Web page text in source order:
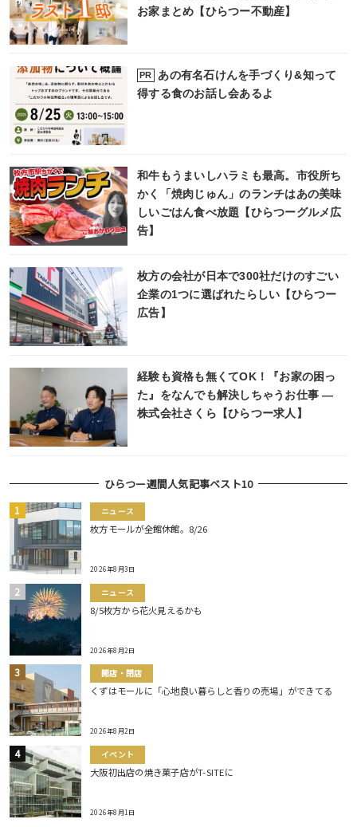
お家まとめ【ひらつー不動産】
PR
あの有名石けんを手づくり&知って
得する食のお話し会あるよ
和牛もうまいしハラミも最高。市役所ち
かく「焼肉じゅん」のランチはあの美味
しいごはん食べ放題【ひらつーグルメ広
告】
枚方の会社が日本で300社だけのすごい
企業の1つに選ばれたらしい【ひらつー
広告】
経験も資格も無くてOK！『お家の困っ
た』をなんでも解決しちゃうお仕事 ―
株式会社さくら【ひらつー求人】
ひらつー週間人気記事ベスト10
ニュース
枚方モールが全館休館。8/26
2026年8月3日
ニュース
8/5枚方から花火見えるかも
2026年8月2日
開店・閉店
くずはモールに「心地良い暮らしと香りの売場」ができてる
2026年8月2日
イベント
大阪初出店の焼き菓子店がT-SITEに
2026年8月1日